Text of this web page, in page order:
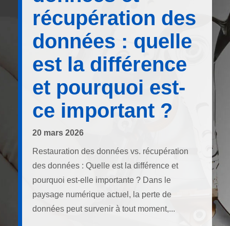
récupération des
données : quelle
est la différence
et pourquoi est-
ce important ?
20 mars 2026
Restauration des données vs. récupération
des données : Quelle est la différence et
pourquoi est-elle importante ? Dans le
paysage numérique actuel, la perte de
données peut survenir à tout moment,...